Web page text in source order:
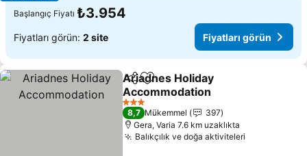
Başlangıç Fiyatı ₺3.954
Fiyatları görün: 2 site Fiyatları görün
PaylaşFavorilerime ekle
Ariadnes Holiday
Accommodation
Fiyatları görün
3 Yıldız
8,7 Mükemmel
397
Gera, Varia 7.6 km uzaklıkta
Balıkçılık ve doğa aktiviteleri